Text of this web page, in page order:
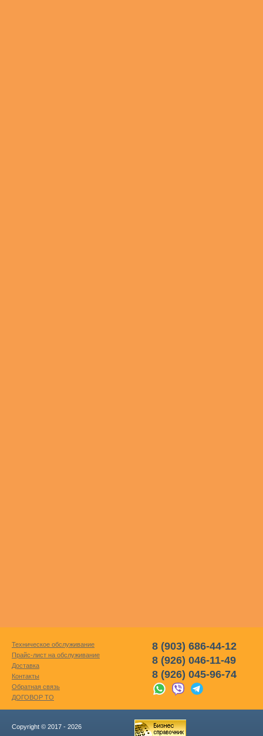
Техническое обслуживание
Прайс-лист на обслуживание
Доставка
Контакты
Обратная связь
ДОГОВОР ТО
8 (903) 686-44-12
8 (926) 046-11-49
8 (926) 045-96-74
Copyright © 2017 - 2026